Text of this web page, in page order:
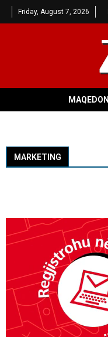
Friday, August 7, 2026
MAQEDONI
MARKETING